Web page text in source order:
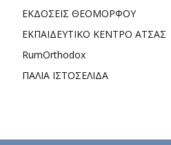
ΕΚΔΟΣΕΙΣ ΘΕΟΜΟΡΦΟΥ
ΕΚΠΑΙΔΕΥΤΙΚΟ ΚΕΝΤΡΟ ΑΤΣΑΣ
RumOrthodox
ΠΑΛΙΑ ΙΣΤΟΣΕΛΙΔΑ